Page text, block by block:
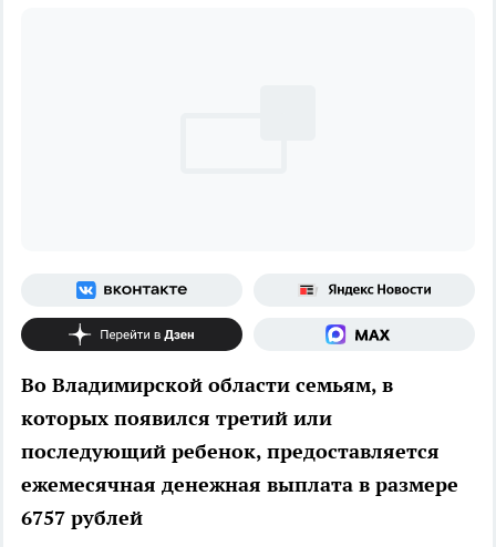
Во Владимирской области семьям, в
которых появился третий или
последующий ребенок, предоставляется
ежемесячная денежная выплата в размере
6757 рублей